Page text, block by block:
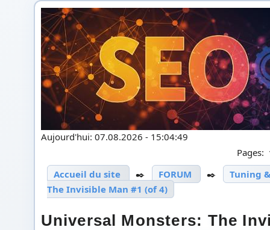
Aujourd'hui: 07.08.2026 - 15:04:49
Pages:
Accueil du site
✒️ FORUM ✒️
Tuning
The Invisible Man #1 (of 4)
Universal Monsters: The